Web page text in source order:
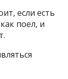
если есть
поел, и